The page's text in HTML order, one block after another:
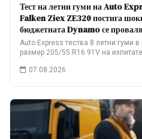
Тест на летни гуми на Auto
Falken Ziex ZE320 постига
бюджетната Dynamo се
Auto Express тества 8 летни гуми
размер 205/55 R16 91V на
07.08.2026